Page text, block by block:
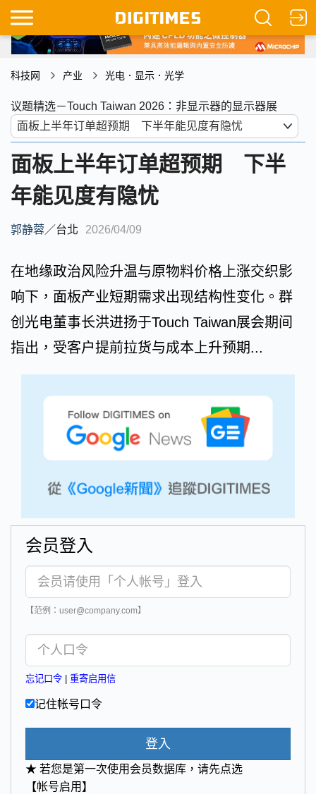
科技网 产业 光电．显示．光学
议题精选－Touch Taiwan 2026：非显示器的显示器展
面板上半年订单超预期 下半
年能见度有隐忧
郭静蓉／台北 2026/04/09
在地缘政治风险升温与原物料价格上涨交织影
响下，面板产业短期需求出现结构性变化。群
创光电董事长洪进扬于Touch Taiwan展会期间
指出，受客户提前拉货与成本上升预期...
会员登入
【范例：user@company.com】
忘记口令 重寄启用信
记住帐号口令
登入
★ 若您是第一次使用会员数据库，请先点选
【帐号启用】